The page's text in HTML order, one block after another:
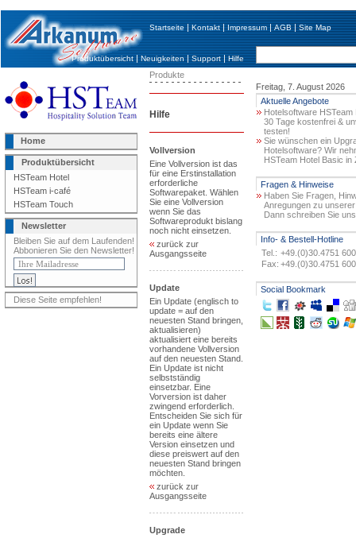
Startseite|Kontakt|Impressum|AGB|Site Map
Produktübersicht|Neuigkeiten|Support|Hilfe
Home
Produktübersicht
HSTeam Hotel
HSTeam i-café
HSTeam Touch
Newsletter
Bleiben Sie auf dem Laufenden!
Abbonieren Sie den Newsletter!
Diese Seite empfehlen!
Produkte
Hilfe
Vollversion
Eine Vollversion ist das
für eine Erstinstallation
erforderliche
Softwarepaket. Wählen
Sie eine Vollversion
wenn Sie das
Softwareprodukt bislang
noch nicht einsetzen.
zurück zur
Ausgangsseite
Update
Ein Update (englisch to
update = auf den
neuesten Stand bringen,
aktualisieren)
aktualisiert eine bereits
vorhandene Vollversion
auf den neuesten Stand.
Ein Update ist nicht
selbstständig
einsetzbar. Eine
Vorversion ist daher
zwingend erforderlich.
Entscheiden Sie sich für
ein Update wenn Sie
bereits eine ältere
Version einsetzen und
diese preiswert auf den
neuesten Stand bringen
möchten.
zurück zur
Ausgangsseite
Upgrade
Freitag, 7. August 2026
Aktuelle Angebote
Hotelsoftware HSTeam
30 Tage kostenfrei &
testen!
Sie wünschen ein
Hotelsoftware? Wir
HSTeam Hotel Basic in
Fragen & Hinweise
Haben Sie Fragen,
Anregungen zu
Dann schreiben Sie
Info- & Bestell-Hotline
Tel.: +49.(0)30.4751
Fax: +49.(0)30.4751
Social Bookmark